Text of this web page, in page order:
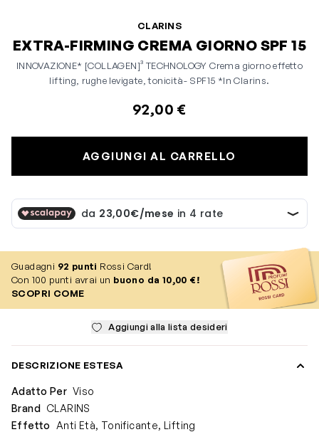
CLARINS
EXTRA-FIRMING CREMA GIORNO SPF 15
INNOVAZIONE* [COLLAGEN]³ TECHNOLOGY Crema giorno effetto
lifting, rughe levigate, tonicità- SPF15 *In Clarins.
92,00 €
AGGIUNGI AL CARRELLO
Guadagni 92 punti Rossi Card!
Con 100 punti avrai un buono da 10,00 €!
SCOPRI COME
Aggiungi alla lista desideri
DESCRIZIONE ESTESA
Adatto Per Viso
Brand CLARINS
Effetto Anti Età, Tonificante, Lifting